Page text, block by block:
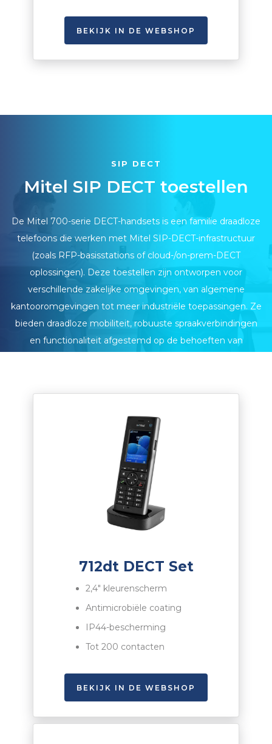
BEKIJK IN DE WEBSHOP
SIP DECT
Mitel SIP DECT toestellen
De Mitel 700-serie DECT-handsets is een familie draadloze
telefoons die werken met Mitel SIP-DECT-infrastructuur
(zoals RFP-basisstations of cloud-/on-prem-DECT
oplossingen). Deze toestellen zijn ontworpen voor
verschillende zakelijke omgevingen, van algemene
kantooromgevingen tot meer industriële toepassingen. Ze
bieden draadloze mobiliteit, robuuste spraakverbindingen
en functionaliteit afgestemd op de behoeften van
712dt DECT Set
2,4″ kleurenscherm
Antimicrobiële coating
IP44-bescherming
Tot 200 contacten
BEKIJK IN DE WEBSHOP